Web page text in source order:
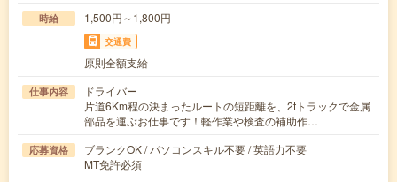
時給 1,500円～1,800円
交通費
原則全額支給
仕事内容
ドライバー
片道6Km程の決まったルートの短距離を、2tトラックで金属
部品を運ぶお仕事です！軽作業や検査の補助作…
応募資格
ブランクOK / パソコンスキル不要 / 英語力不要
MT免許必須